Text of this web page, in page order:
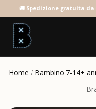
Home / Bambino 7-14+